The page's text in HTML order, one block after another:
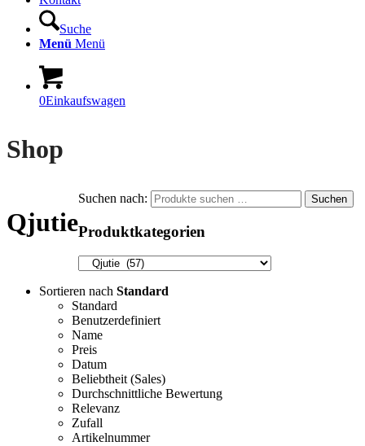
Suche
Menü Menü
0Einkaufswagen
Shop
Qjutie
Sortieren nach Standard
Standard
Benutzerdefiniert
Name
Preis
Datum
Beliebtheit (Sales)
Durchschnittliche Bewertung
Relevanz
Zufall
Artikelnummer
Suchen nach: Suchen
Produktkategorien